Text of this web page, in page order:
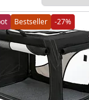
Bestseller -27%